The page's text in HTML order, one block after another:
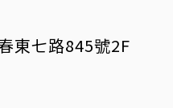
東七路845號2F